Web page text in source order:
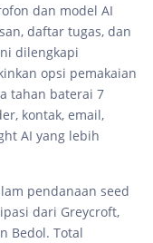
dan model AI
daftar tugas, dan
dilengkapi
opsi pemakaian
tahan baterai 7
kontak, email,
AI yang lebih
pendanaan seed
dari Greycroft,
Bedol. Total